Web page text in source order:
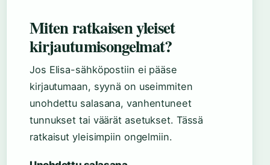
Miten ratkaisen yleiset
kirjautumisongelmat?
Jos Elisa-sähköpostiin ei pääse
kirjautumaan, syynä on useimmiten
unohdettu salasana, vanhentuneet
tunnukset tai väärät asetukset. Tässä
ratkaisut yleisimpiin ongelmiin.